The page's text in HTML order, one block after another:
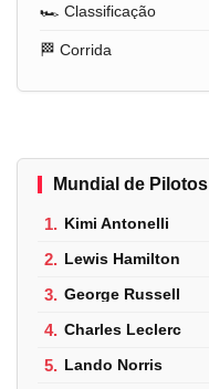
🏎️ Classificação
🏁 Corrida
Mundial de Pilotos
1. Kimi Antonelli
2. Lewis Hamilton
3. George Russell
4. Charles Leclerc
5. Lando Norris